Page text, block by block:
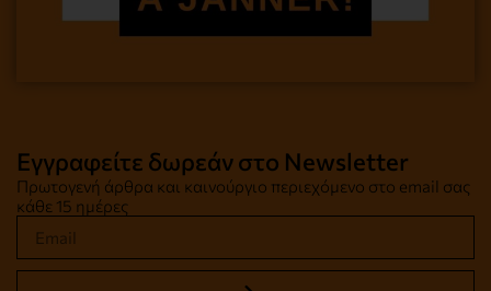
Εγγραφείτε δωρεάν στο Newsletter
Πρωτογενή άρθρα και καινούργιο περιεχόμενο στο email σας
κάθε 15 ημέρες